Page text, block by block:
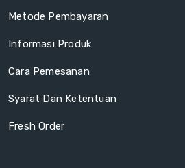
Metode Pembayaran
Informasi Produk
Cara Pemesanan
Syarat Dan Ketentuan
Fresh Order